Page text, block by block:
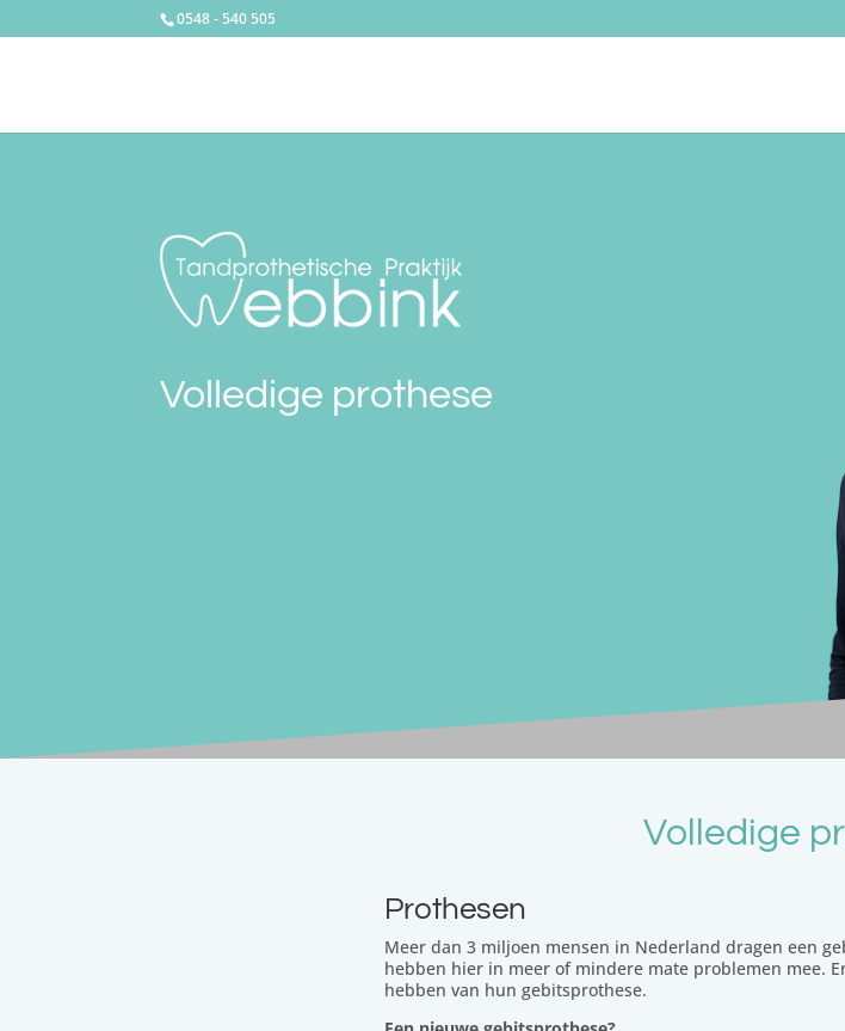
0548 - 540 505
Volledige prothese
Volledige
Prothesen
Meer dan 3 miljoen mensen in Nederland dragen een
hebben hier in meer of mindere mate problemen mee.
hebben van hun gebitsprothese.